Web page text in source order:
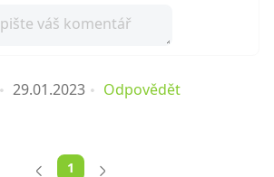
29.01.2023
Odpovědět
1